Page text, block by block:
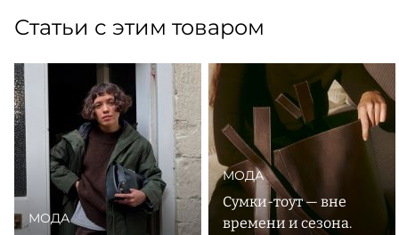
Статьи с этим товаром
МОДА
МОДА
Сумки-тоут — вне
времени и сезона.